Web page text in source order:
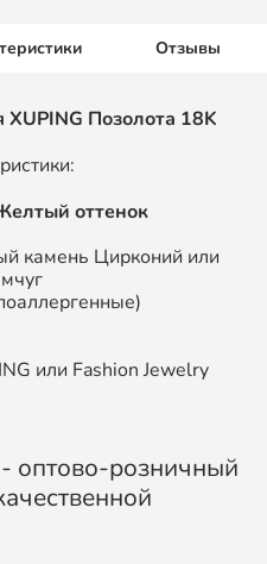
Отзывы
Позолота 18K
оттенок
камень Цирконий или
или Fashion Jewelry
оптово-розничный